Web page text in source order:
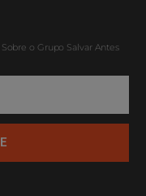
o Grupo Salvar Antes